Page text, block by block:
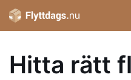
Hoppa
Hitta rätt